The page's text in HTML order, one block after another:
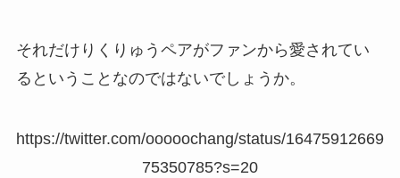
それだけりくりゅうペアがファンから愛されてい
るということなのではないでしょうか。
https://twitter.com/ooooochang/status/16475912669
75350785?s=20